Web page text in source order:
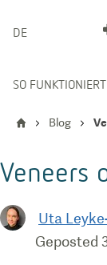
DEUTSCH
SO
Blog
Veneers
Uta
Geposted